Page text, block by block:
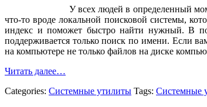
У всех людей в определенный
что-то вроде локальной поисковой системы,
индекс и поможет быстро найти нужный. В
поддерживается только поиск по имени. Если
на компьютере не только файлов на диске
Читать далее…
Categories: Системные утилиты Tags: Системные